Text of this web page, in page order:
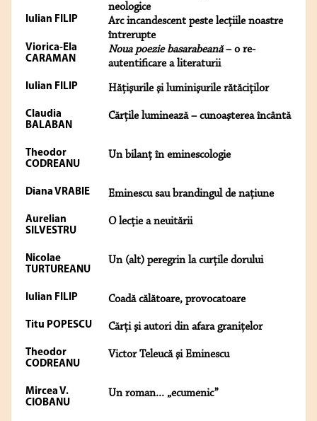
neologice
Iulian FILIP
Arc incandescent peste lecţiile noastre
întrerupte
Viorica-Ela
CARAMAN
Noua poezie basarabeană– o re-
autentificare a literaturii
Iulian FILIP Hăţişurile şi luminişurile rătăciţilor
Claudia
BALABAN
Cărţile luminează – cunoaşterea încântă
Theodor
CODREANU
Un bilanţ în eminescologie
Diana VRABIE Eminescu sau brandingul de naţiune
Aurelian
SILVESTRU
O lecţie a neuitării
Nicolae
TURTUREANU
Un (alt) peregrin la curţile dorului
Iulian FILIP Coadă călătoare, provocatoare
Titu POPESCU Cărţi şi autori din afara graniţelor
Theodor
CODREANU
Victor Teleucă şi Eminescu
Mircea V.
CIOBANU
Un roman... „ecumenic”